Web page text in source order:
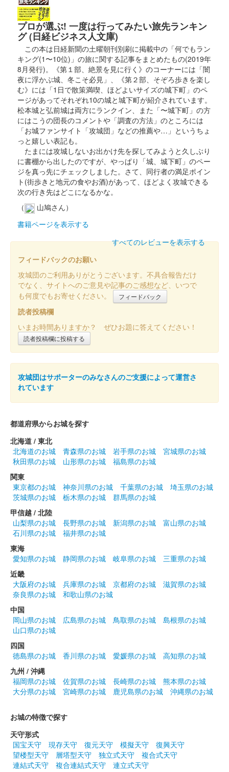
犬山城 御城印 リニアコラボ版
配布終了
JR東海の推し旅「犬山城 リニアコラボ御城印付き観覧入場券」
でもらえる特別御城印。成瀬家の家紋とリニア中央新幹線が描か
れている。
犬山城 御城印 徳川家康版
配布終了
犬山市観光協会が主催するデジタルスタンプラリーの景品として
もらえる。先着2500枚のみ。文字は地元の書道家・山本晴城氏
による揮毫。左下の印は「日本最古国宝犬山城」とある。
犬山城 御城印
販売終了
名鉄お城めぐりきっぷ印シリーズの御城印。通常版とは若干デザ
にあった犬山城観光協会の角印が省かれている。
犬山城 御城印 令和3年版
犬山城の通常御城印、第六版。金箔入り和紙。三つ葉葵紋が前迄
のものより小さく他の三家と同じ大きさに変更されている。「国
宝犬山城」の文字は地元の書家・松浦白碩先生による揮毫。日付
が「令和 年 月 日」と記……
犬山城 御城印 令和2年版（三つ葉葵変更版）
販売終了
犬山城の通常御城印、第五版。金箔入り和紙。三つ葉葵紋が前迄
のものより小さく他の三家と同じ大きさに変更されている。「国
宝犬山城」の文字は地元の書家・松浦白碩先生による揮毫。日付
が「令和2年」……
犬山城 御城印
販売終了
犬山城 御城印 令和2年版
販売終了
犬山城の通常御城印、第四版。金箔入り和紙。「国宝犬山城」の
文字は地元の書家・松浦白碩先生による揮毫。日付が「令和
年 月 日」と記されている。
犬山城 御城印
販売終了
家・松浦白碩先生による揮毫。日付が令和元年と記されている。
犬山城 御城印 改元記念限定版
プロが選ぶ! 一度は行ってみたい旅先ランキン
グ (日経ビジネス人文庫)
この本は日経新聞の土曜朝刊別刷に掲載中の「何でもラン
キング(1〜10位)」の旅に関する記事をまとめたもの(2019年
8月発行)。《第１部、絶景を見に行く》のコーナーには「闇
夜に浮かぶ城、冬こそ必見」、《第２部、そぞろ歩きを楽し
む》には「1日で散策満喫、ほどよいサイズの城下町」のペ
ージがあってそれぞれ10の城と城下町が紹介されています。
松本城と弘前城は両方にランクイン、また「〜城下町」の方
にはこうの団長のコメントや「調査の方法」のところには
「お城ファンサイト「攻城団」などの推薦や…」というちょ
っと嬉しい表記も。
たまには攻城しないお出かけ先を探してみようと久しぶり
に書棚から出したのですが、やっぱり「城、城下町」のペー
ジを真っ先にチェックしました。さて、同行者の満足ポイン
ト(街歩きと地元の食やお酒)があって、ほどよく攻城できる
次の行き先はどこになるかな。
（
山鳩さん）
書籍ページを表示する
すべてのレビューを表示する
フィードバックのお願い
攻城団のご利用ありがとうございます。不具合報告だけ
でなく、サイトへのご意見や記事のご感想など、いつで
も何度でもお寄せください。
フィードバック
読者投稿欄
いまお時間ありますか？ ぜひお題に答えてください！
読者投稿欄に投稿する
攻城団はサポーターのみなさんのご支援によって運営さ
れています
都道府県からお城を探す
北海道 / 東北
北海道のお城
青森県のお城 岩手県のお城
宮城県のお城
秋田県のお城
山形県のお城
福島県のお城
関東
東京都のお城
神奈川県のお城 千葉県のお城
埼玉県のお城
茨城県のお城
栃木県のお城
群馬県のお城
甲信越 / 北陸
山梨県のお城
長野県のお城 新潟県のお城
富山県のお城
石川県のお城
福井県のお城
東海
愛知県のお城
静岡県のお城 岐阜県のお城
三重県のお城
近畿
大阪府のお城
兵庫県のお城 京都府のお城
滋賀県のお城
奈良県のお城
和歌山県のお城
中国
岡山県のお城
広島県のお城 鳥取県のお城
島根県のお城
山口県のお城
四国
徳島県のお城
香川県のお城 愛媛県のお城
高知県のお城
九州 / 沖縄
福岡県のお城
佐賀県のお城 長崎県のお城
熊本県のお城
大分県のお城
宮崎県のお城 鹿児島県のお城 沖縄県のお城
お城の特徴で探す
天守形式
国宝天守
現存天守 復元天守 模擬天守
復興天守
望楼型天守
層塔型天守 独立式天守
複合式天守
連結式天守
複合連結式天守
連立式天守